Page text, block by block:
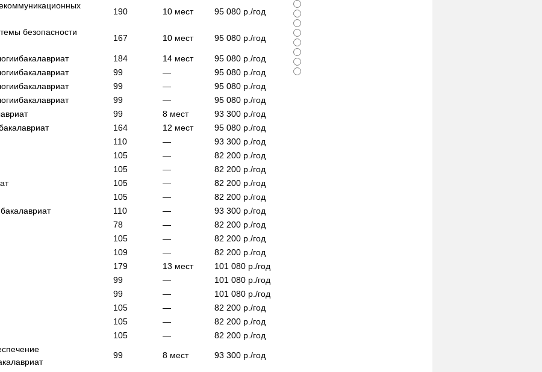
190 10 мест 95 080 р./год
безопасности
167 10 мест 95 080 р./год
бакалавриат 184 14 мест 95 080 р./год
бакалавриат 99 — 95 080 р./год
бакалавриат 99 — 95 080 р./год
бакалавриат 99 — 95 080 р./год
99 8 мест 93 300 р./год
164 12 мест 95 080 р./год
110 — 93 300 р./год
105 — 82 200 р./год
105 — 82 200 р./год
105 — 82 200 р./год
105 — 82 200 р./год
бакалавриат 110 — 93 300 р./год
78 — 82 200 р./год
105 — 82 200 р./год
109 — 82 200 р./год
179 13 мест 101 080 р./год
99 — 101 080 р./год
99 — 101 080 р./год
105 — 82 200 р./год
105 — 82 200 р./год
105 — 82 200 р./год
99 8 мест 93 300 р./год